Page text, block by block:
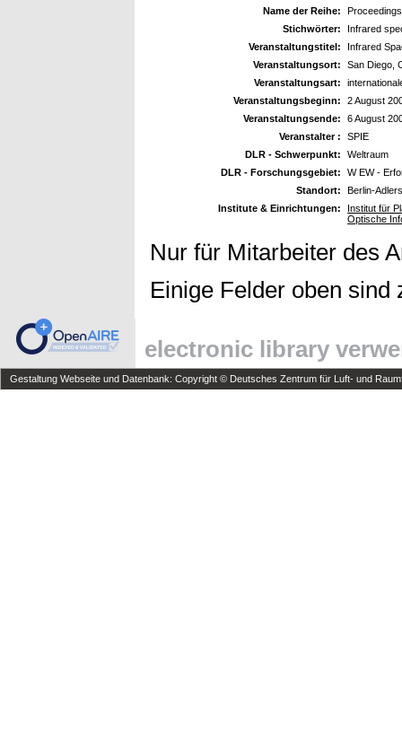
Name der Reihe:
Stichwörter:
Infrared
Veranstaltungstitel:
Infrared
Veranstaltungsort:
San Diego,
Veranstaltungsart:
Veranstaltungsbeginn:
2 August
Veranstaltungsende:
6 August
Veranstalter :
SPIE
DLR - Schwerpunkt:
Weltraum
DLR - Forschungsgebiet:
W EW -
Standort:
Berlin-
Institute & Einrichtungen:
Institut für
Optische
Nur für Mitarbeiter des
Einige Felder oben
electronic library
Gestaltung Webseite und Datenbank: Copyright © Deutsches Zentrum für Luft- und